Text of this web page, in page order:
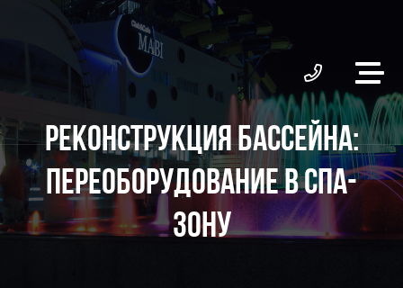
РЕКОНСТРУКЦИЯ БАССЕЙНА:
ПЕРЕОБОРУДОВАНИЕ В СПА-
ЗОНУ